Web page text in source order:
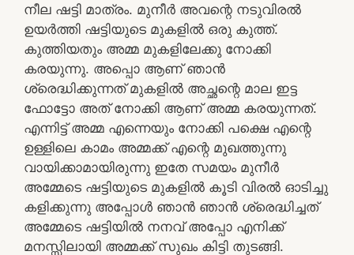
നീല ഷട്ടി മാത്രം. മുനീർ അവന്റെ നടുവിരൽ
ഉയർത്തി ഷട്ടിയുടെ മുകളിൽ ഒരു കുത്ത്.
കുത്തിയതും അമ്മ മുകളിലേക്കു നോക്കി
കരയുന്നു. അപ്പൊ ആണ് ഞാൻ
ശ്രെദ്ധിക്കുന്നത് മുകളിൽ അച്ഛന്റെ മാല ഇട്ട
ഫോട്ടോ അത് നോക്കി ആണ് അമ്മ കരയുന്നത്.
എന്നിട്ട് അമ്മ എന്നെയും നോക്കി പക്ഷെ എന്റെ
ഉള്ളിലെ കാമം അമ്മക്ക് എന്റെ മുഖത്തുന്നു
വായിക്കാമായിരുന്നു ഇതേ സമയം മുനീർ
അമ്മേടെ ഷട്ടിയുടെ മുകളിൽ കൂടി വിരൽ ഓടിച്ചു
കളിക്കുന്നു അപ്പോൾ ഞാൻ ഞാൻ ശ്രെദ്ധിച്ചത്
അമ്മേടെ ഷട്ടിയിൽ നനവ് അപ്പോ എനിക്ക്
മനസ്സിലായി അമ്മക്ക് സുഖം കിട്ടി തുടങ്ങി.